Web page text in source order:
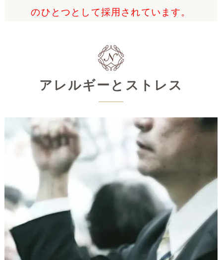
のひとつとして採用されています。
お口の中の金属アレルギー
歯科治療で金属素材を使用することは多い
ため、この金属によってアレルギーが引き
起こされている方が増えています。実際
口
の中の金属を取ったら調子がよくなった方
もいるので、一部の方にとってはお口の中
の金属が害になっている
と言えます。
金属アレルギーの症状としては、手のひら
や足の裏のかゆみが多く、症状が強いと水
疱ができたり、爪の変色や変形が起きるこ
ともあります。お口の中の金属が原因な
アレルギーとストレス